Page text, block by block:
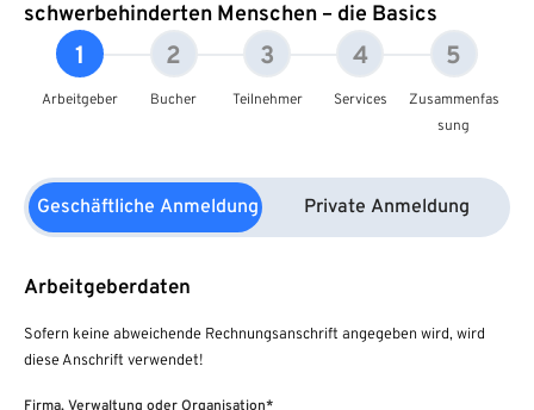
schwerbehinderten Menschen – die Basics
1
Arbeitgeber
2
Bucher
3
Teilnehmer
4
Services
5
Zusammenfas
sung
Geschäftliche Anmeldung Private Anmeldung
Arbeitgeberdaten
Sofern keine abweichende Rechnungsanschrift angegeben wird, wird
diese Anschrift verwendet!